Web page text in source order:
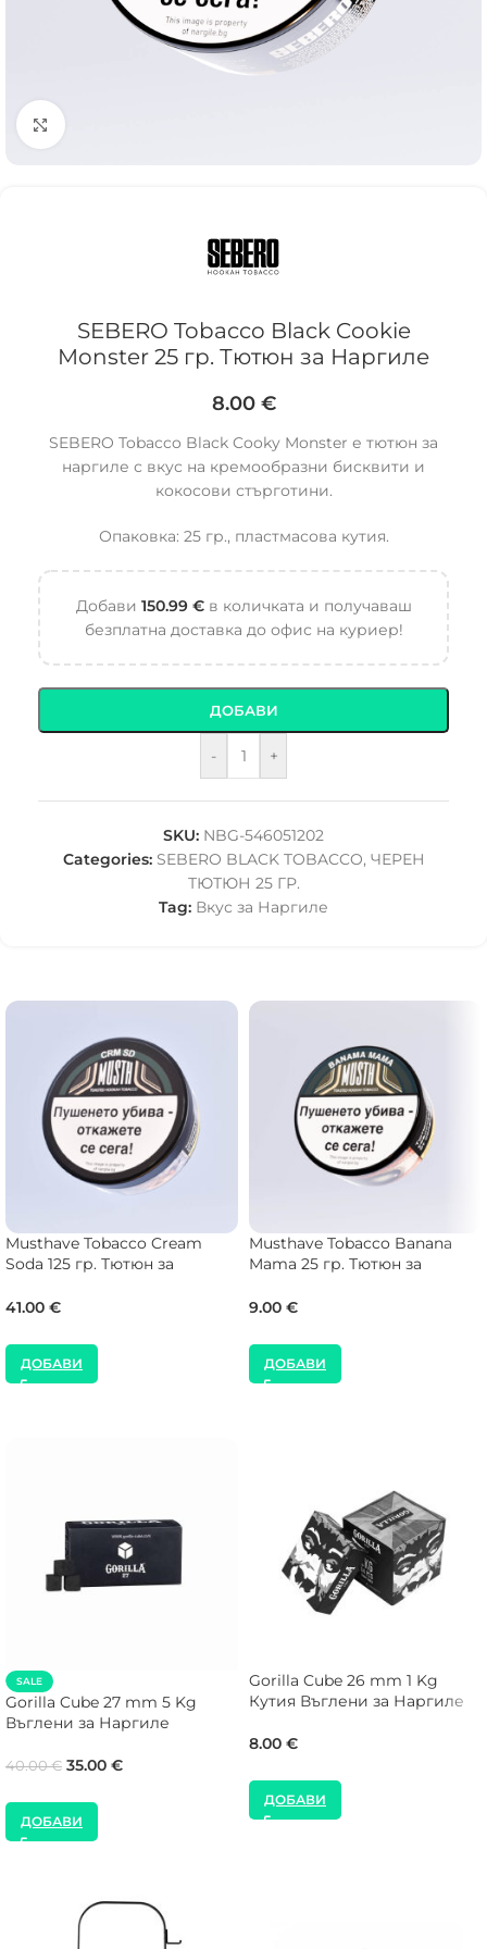
Click to enlarge
SEBERO Tobacco Black Cookie
Monster 25 гр. Тютюн за Наргиле
8.00 €
SEBERO Tobacco Black Cooky Monster е тютюн за
наргиле с вкус на кремообразни бисквити и
кокосови стърготини.
Опаковка: 25 гр., пластмасова кутия.
Добави 150.99 €в количката и получаваш
безплатна доставка до офис на куриер!
- +
ДОБАВИ
SKU: NBG-546051202
Categories: SEBERO BLACK TOBACCO, ЧЕРЕН
ТЮТЮН 25 ГР.
Tag: Вкус за Наргиле
Musthave Tobacco Cream
Soda 125 гр. Тютюн за
41.00 €
ДОБАВИ
Musthave Tobacco Banana
Mama 25 гр. Тютюн за
9.00 €
ДОБАВИ
SALE
Gorilla Cube 27 mm 5 Kg
Въглени за Наргиле
40.00€ 35.00 €
ДОБАВИ
Gorilla Cube 26 mm 1 Kg
Кутия Въглени за Наргиле
8.00 €
ДОБАВИ